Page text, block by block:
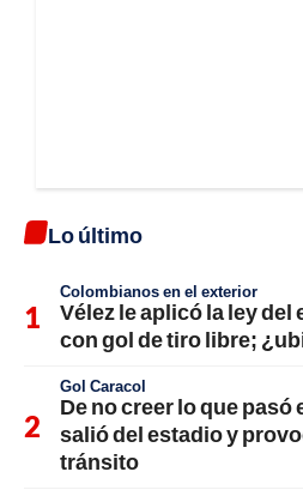
Lo último
Colombianos en el exterior
Vélez le aplicó la ley del
con gol de tiro libre;
Gol Caracol
De no creer lo que
salió del estadio y
tránsito